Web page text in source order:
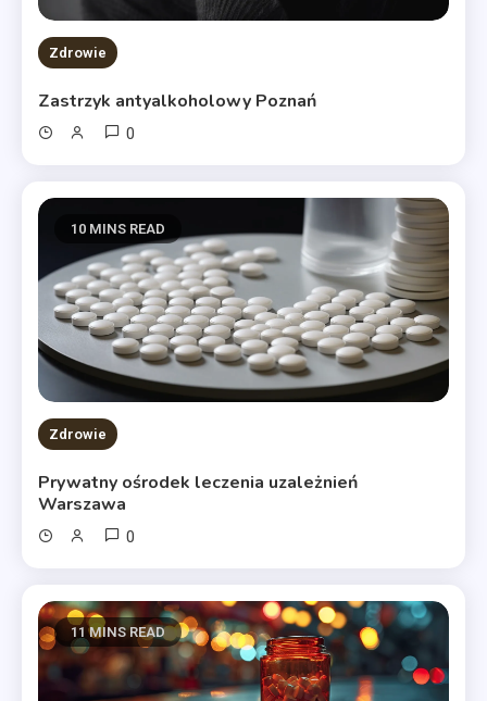
Zdrowie
Zastrzyk antyalkoholowy Poznań
0
10 MINS READ
Zdrowie
Prywatny ośrodek leczenia uzależnień
Warszawa
0
11 MINS READ